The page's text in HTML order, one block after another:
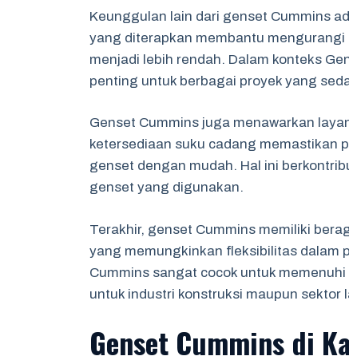
Keunggulan lain dari genset Cummins
yang diterapkan membantu
menjadi lebih rendah. Dalam konteks
penting untuk berbagai proyek yang
Genset Cummins juga menawarkan
ketersediaan suku cadang memastikan
genset dengan mudah. Hal ini
genset yang digunakan.
Terakhir, genset Cummins memiliki
yang memungkinkan fleksibilitas dalam
Cummins sangat cocok untuk
untuk industri konstruksi maupun sektor
Genset Cummins di